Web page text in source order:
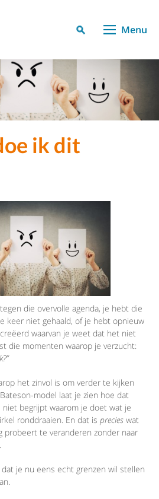
Menu
ik dit
tegen die overvolle agenda, je hebt die
keer niet gehaald, of je hebt opnieuw
waarvan je weet dat het niet
die momenten waarop je verzucht:
het zinvol is om verder te kijken
model laat je zien hoe dat
begrijpt waarom je doet wat je
ronddraaien. En dat is precies wat
probeert te veranderen zonder naar
je nu eens echt grenzen wil stellen